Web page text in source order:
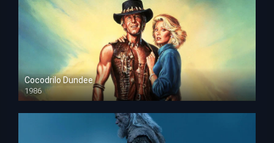
Cocodrilo Dundee
1986
HD 1080p